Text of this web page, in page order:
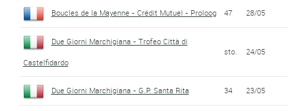
Boucles de la Mayenne - Crédit Mutuel - Proloog 47 28/05
Due Giorni Marchigiana - Trofeo Città di
Castelfidardo
sto. 24/05
Due Giorni Marchigiana - G.P. Santa Rita 34 23/05